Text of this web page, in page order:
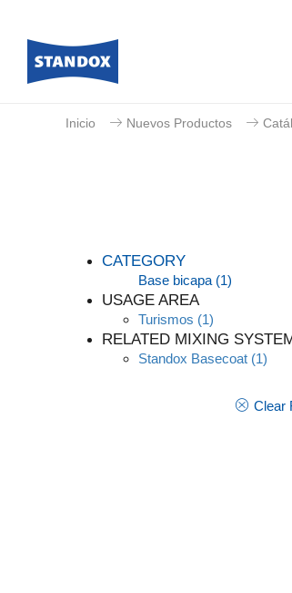
Inicio Nuevos Productos
CATEGORY
Base bicapa (1)
USAGE AREA
Turismos (1)
RELATED MIXING
Standox Basecoat (1)
Clear